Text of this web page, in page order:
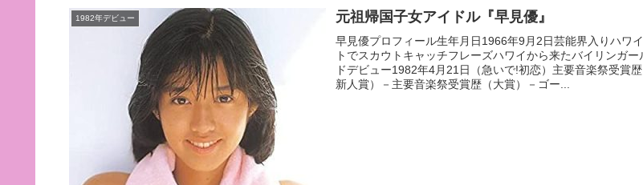
1982年デビュー 元祖帰国子女アイドル『早見優』
早見優プロフィール生年月日1966年9月2日芸能界入りハワ
トでスカウトキャッチフレーズハワイから来たバイリンガー
ドデビュー1982年4月21日（急いで!初恋）主要音楽祭受賞
新人賞）－主要音楽祭受賞歴（大賞）－ゴー...